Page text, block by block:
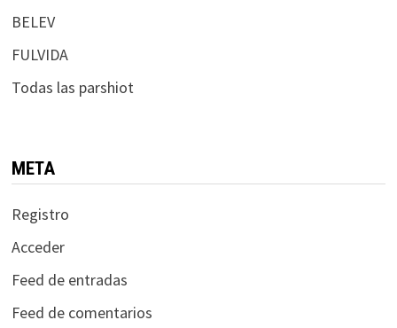
BELEV
FULVIDA
Todas las parshiot
META
Registro
Acceder
Feed de entradas
Feed de comentarios